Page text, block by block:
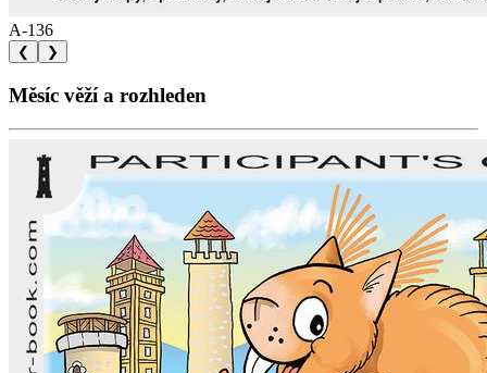
A-136
❮ ❯
Měsíc věží a rozhleden